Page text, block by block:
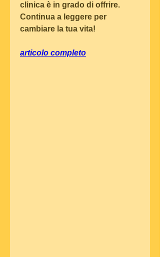
clinica è in grado di offrire.
Continua a leggere per
cambiare la tua vita!
articolo completo